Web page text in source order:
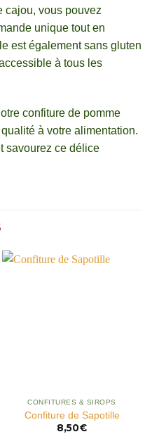
cajou, vous pouvez
unique tout en
est également sans gluten
à tous les
confiture de pomme
à votre alimentation.
savourez ce délice
CONFITURES & SIROPS
Confiture de Sapotille
8,50€